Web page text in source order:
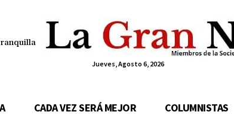
Jueves, Agosto 6, 2026
CADA VEZ SERÁ MEJOR COLUMNISTAS